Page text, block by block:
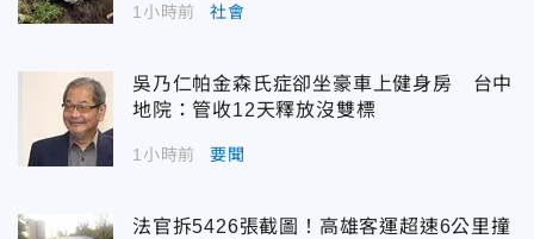
1小時前 社會
吳乃仁帕金森氏症卻坐豪車上健身房 台中
地院：管收12天釋放沒雙標
1小時前 要聞
法官拆5426張截圖！高雄客運超速6公里撞